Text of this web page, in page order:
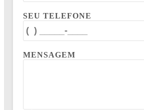
SEU TELEFONE
MENSAGEM